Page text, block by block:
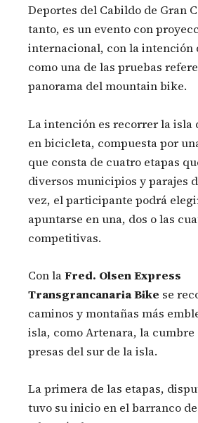
Deportes del Cabildo de Gran
tanto, es un evento con
internacional, con la intención
como una de las pruebas
panorama del mountain bike.
La intención es recorrer la isla
en bicicleta, compuesta por
que consta de cuatro etapas
diversos municipios y parajes
vez, el participante podrá
apuntarse en una, dos o las
competitivas.
Con laFred. Olsen Express
Transgrancanaria Bike se
caminos y montañas más
isla, como Artenara, la cumbre
presas del sur de la isla.
La primera de las etapas,
tuvo su inicio en el barranco